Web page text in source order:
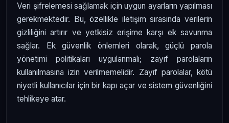
Veri şifrelemesi sağlamak için uygun ayarların yapılması
gerekmektedir. Bu, özellikle iletişim sırasında verilerin
gizliliğini artırır ve yetkisiz erişime karşı ek savunma
sağlar. Ek güvenlik önlemleri olarak, güçlü parola
yönetimi politikaları uygulanmalı; zayıf parolaların
kullanılmasına izin verilmemelidir. Zayıf parolalar, kötü
niyetli kullanıcılar için bir kapı açar ve sistem güvenliğini
tehlikeye atar.